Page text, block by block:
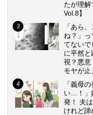
たが理解
Vol.8】
「あら
ね？」っ
てない
に平然
視？悪意
モヤが
「義母
い…！」
発！ 夫
けれど諦